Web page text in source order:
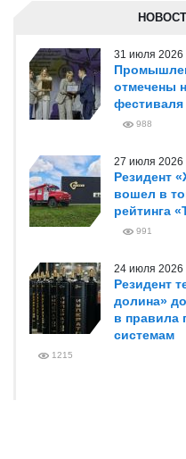
31 июля 2026
отмечены
988
27 июля 2026
Резидент
вошел в
рейтинга
991
24 июля 2026
Резидент
долина»
в правила
системам
1215